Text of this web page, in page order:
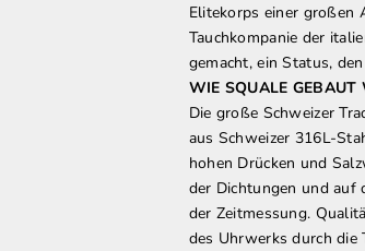
Elitekorps einer großen
Tauchkompanie der
gemacht, ein Status,
WIE SQUALE GEBAUT
Die große Schweizer
aus Schweizer 316L-
hohen Drücken und
der Dichtungen und auf
der Zeitmessung.
des Uhrwerks durch die